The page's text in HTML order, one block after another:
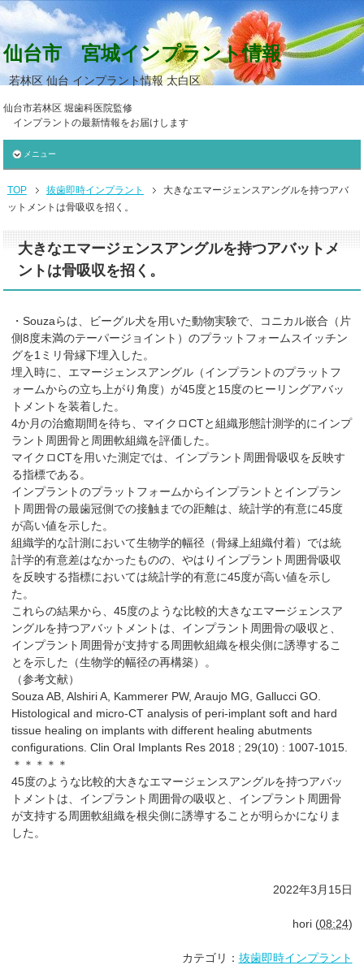
仙台市 宮城インプラント情報
若林区 仙台 インプラント情報 太白区
仙台市若林区 堀歯科医院監修
インプラントの最新情報をお届けします
メニュー
TOP 抜歯即時インプラント
大きなエマージェンスアングルを持つアバ
ットメントは骨吸収を招く。
大きなエマージェンスアングルを持つアバットメ
ントは骨吸収を招く。
・Souzaらは、ビーグル犬を用いた動物実験で、コニカル嵌合（片
側8度未満のテーパージョイント）のプラットフォームスイッチン
グを1ミリ骨縁下埋入した。
埋入時に、エマージェンスアングル（インプラントのプラットフ
ォームからの立ち上がり角度）が45度と15度のヒーリングアバッ
トメントを装着した。
4か月の治癒期間を待ち、マイクロCTと組織形態計測学的にインプ
ラント周囲骨と周囲軟組織を評価した。
マイクロCTを用いた測定では、インプラント周囲骨吸収を反映す
る指標である。
インプラントのプラットフォームからインプラントとインプラン
ト周囲骨の最歯冠側での接触までの距離は、統計学的有意に45度
が高い値を示した。
組織学的な計測において生物学的幅径（骨縁上組織付着）では統
計学的有意差はなかったものの、やはりインプラント周囲骨吸収
を反映する指標においては統計学的有意に45度が高い値を示し
た。
これらの結果から、45度のような比較的大きなエマージェンスア
ングルを持つアバットメントは、インプラント周囲骨の吸収と、
インプラント周囲骨が支持する周囲軟組織を根尖側に誘導するこ
とを示した（生物学的幅径の再構築）。
（参考文献）
Souza AB, Alshiri A, Kammerer PW, Araujo MG, Gallucci GO.
Histological and micro-CT analysis of peri-implant soft and hard
tissue healing on implants with different healing abutments
configurations. Clin Oral Implants Res 2018 ; 29(10) : 1007-1015.
＊＊＊＊＊
45度のような比較的大きなエマージェンスアングルを持つアバッ
トメントは、インプラント周囲骨の吸収と、インプラント周囲骨
が支持する周囲軟組織を根尖側に誘導することが明らかになりま
した。
2022年3月15日
hori(08:24)
カテゴリ： 抜歯即時インプラント